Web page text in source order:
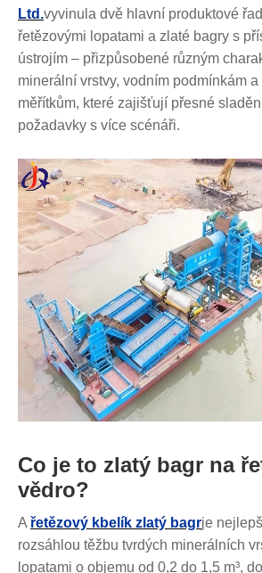
Ltd.vyvinula dvě hlavní produktové
řetězovými lopatami a zlaté bagry s
ústrojím – přizpůsobené různým
minerální vrstvy, vodním podmínkám
měřítkům, které zajišťují přesné
požadavky s více scénáři.
Co je to zlatý bagr na
vědro?
A řetězový kbelík zlatý bagrje
rozsáhlou těžbu tvrdých minerálních
lopatami o objemu od 0,2 do 1,5 m³,